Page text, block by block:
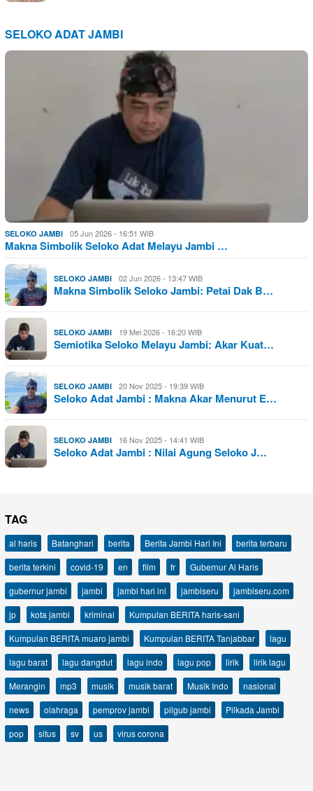
SELOKO ADAT JAMBI
SELOKO JAMBI 05 Jun 2026 - 16:51 WIB
Makna Simbolik Seloko Adat Melayu Jambi …
SELOKO JAMBI 02 Jun 2026 - 13:47 WIB
Makna Simbolik Seloko Jambi: Petai Dak B…
SELOKO JAMBI 19 Mei 2026 - 16:20 WIB
Semiotika Seloko Melayu Jambi: Akar Kuat…
SELOKO JAMBI 20 Nov 2025 - 19:39 WIB
Seloko Adat Jambi : Makna Akar Menurut E…
SELOKO JAMBI 16 Nov 2025 - 14:41 WIB
Seloko Adat Jambi : Nilai Agung Seloko J…
TAG
al haris Batanghari berita Berita Jambi Hari Ini
berita terbaru
berita terkini
covid-19 en film fr
Gubernur Al Haris
gubernur jambi
jambi jambi hari ini jambiseru
jambiseru.com
jp
kota jambi kriminal
Kumpulan BERITA haris-sani
Kumpulan BERITA muaro jambi
Kumpulan BERITA Tanjabbar
lagu
lagu barat
lagu dangdut lagu indo lagu pop lirik
lirik lagu
Merangin
mp3 musik musik barat Musik Indo
nasional
news
olahraga pemprov jambi pilgub jambi
Pilkada Jambi
pop
situs sv us virus corona